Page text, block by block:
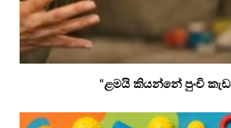
“ළමයි කියන්නේ පුංචි